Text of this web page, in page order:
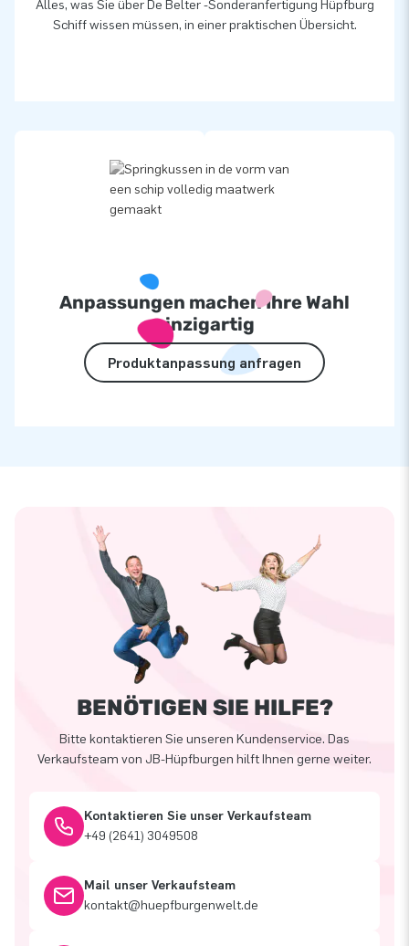
Alles, was Sie über De Belter -Sonderanfertigung Hüpfburg
Schiff wissen müssen, in einer praktischen Übersicht.
Anpassungen machen Ihre Wahl
einzigartig
Produktanpassung anfragen
BENÖTIGEN SIE HILFE?
Bitte kontaktieren Sie unseren Kundenservice. Das
Verkaufsteam von JB-Hüpfburgen hilft Ihnen gerne weiter.
Kontaktieren Sie unser Verkaufsteam
+49 (2641) 3049508
Mail unser Verkaufsteam
kontakt@huepfburgenwelt.de